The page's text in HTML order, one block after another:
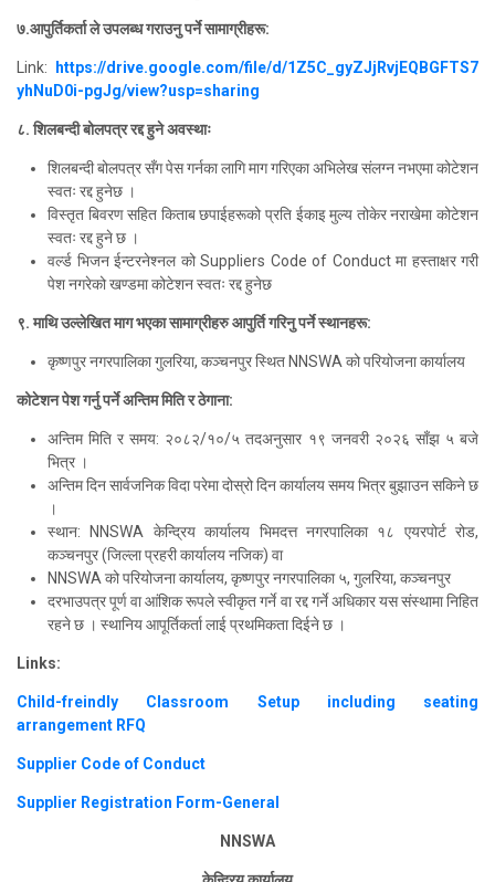
७.आपुर्तिकर्ता ले उपलब्ध गराउनु पर्ने सामाग्रीहरू:
Link: https://drive.google.com/file/d/1Z5C_gyZJjRvjEQBGFTS7
yhNuD0i-pgJg/view?usp=sharing
८. शिलबन्दी बोलपत्र रद्द हुनेअवस्थाः
शिलबन्दी बोलपत्र सँग पेस गर्नका लागि माग गरिएका अभिलेख संलग्न नभएमा कोटेशन
स्वतः रद्द हुनेछ ।
विस्तृत बिवरण सहित किताब छपाईहरूको प्रति ईकाइ मुल्य तोकेर नराखेमा कोटेशन
स्वतः रद्द हुने छ ।
वर्ल्ड भिजन ईन्टरनेश्नल कोSuppliers Code of Conduct मा हस्ताक्षर गरी
पेश नगरेको खण्डमा कोटेशन स्वतः रद्द हुनेछ
९. माथि उल्लेखित माग भएका सामाग्रीहरु आपुर्ति गरिनु पर्ने स्थानहरू:
कृष्णपुर नगरपालिका गुलरिया, कञ्चनपुर स्थितNNSWA को परियोजना कार्यालय
कोटेशन पेश गर्नु पर्ने अन्तिम मिति र ठेगाना:
अन्तिम मिति र समय: २०८२/१०/५ तदअनुसार १९ जनवरी २०२६ साँझ ५ बजे
भित्र ।
अन्तिम दिन सार्वजनिक विदा परेमा दोस्रो दिन कार्यालय समय भित्र बुझाउन सकिने छ
।
स्थान: NNSWA केन्द्रिय कार्यालय भिमदत्त नगरपालिका १८ एयरपोर्ट रोड,
कञ्चनपुर (जिल्ला प्रहरी कार्यालय नजिक) वा
NNSWA को परियोजना कार्यालय, कृष्णपुर नगरपालिका ५, गुलरिया, कञ्चनपुर
दरभाउपत्र पूर्ण वा आंशिक रूपले स्वीकृत गर्ने वा रद्द गर्ने अधिकार यस संस्थामा निहित
रहने छ । स्थानिय आपूर्तिकर्ता लाई प्रथमिकता दिईने छ ।
Links:
Child-freindly Classroom Setup including seating
arrangement RFQ
Supplier Code of Conduct
Supplier Registration Form-General
NNSWA